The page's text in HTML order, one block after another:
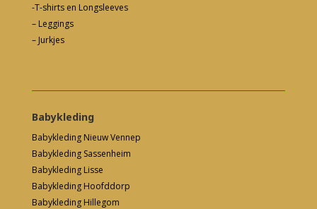
-T-shirts en Longsleeves
– Leggings
– Jurkjes
Babykleding
Babykleding Nieuw Vennep
Babykleding Sassenheim
Babykleding Lisse
Babykleding Hoofddorp
Babykleding Hillegom